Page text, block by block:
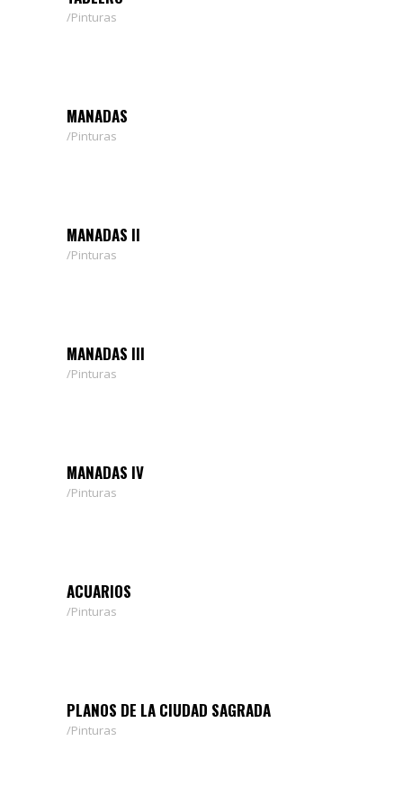
Pinturas
MANADAS
Pinturas
MANADAS II
Pinturas
MANADAS III
Pinturas
MANADAS IV
Pinturas
ACUARIOS
Pinturas
PLANOS DE LA CIUDAD SAGRADA
Pinturas